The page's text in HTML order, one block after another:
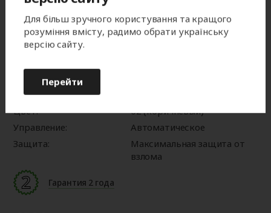
Характеристики:
Серия:
Security
Размеры:
Профиль:
Защитный короб:
Цвет:
02 (коричневый)
Управление:
Автоматическое
Защита:
Максимальная защита от
взлома
Гарантия 2 года
Для більш зручного користування та кращого
розуміння вмісту, радимо обрати українську
версію сайту.
Перейти